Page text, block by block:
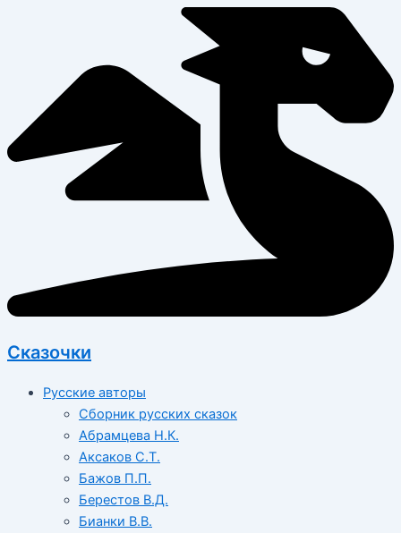
Сказочки
Русские авторы
Сборник русских сказок
Абрамцева Н.К.
Аксаков С.Т.
Бажов П.П.
Берестов В.Д.
Бианки В.В.